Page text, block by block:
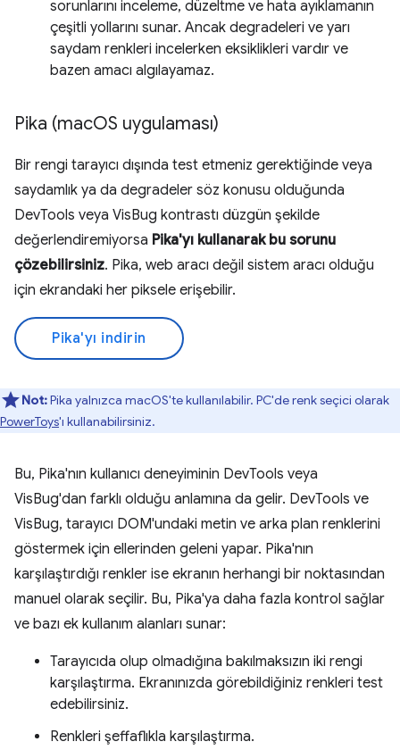
sorunlarını inceleme, düzeltme ve hata ayıklamanın
çeşitli yollarını sunar. Ancak degradeleri ve yarı
saydam renkleri incelerken eksiklikleri vardır ve
bazen amacı algılayamaz.
Pika (macOS uygulaması)
Bir rengi tarayıcı dışında test etmeniz gerektiğinde veya
saydamlık ya da degradeler söz konusu olduğunda
DevTools veya VisBug kontrastı düzgün şekilde
değerlendiremiyorsa Pika'yı kullanarak bu sorunu
çözebilirsiniz. Pika, web aracı değil sistem aracı olduğu
için ekrandaki her piksele erişebilir.
Pika'yı indirin
Not:Pika yalnızca macOS'te kullanılabilir. PC'de renk seçici olarak
PowerToys'ı kullanabilirsiniz.
Bu, Pika'nın kullanıcı deneyiminin DevTools veya
VisBug'dan farklı olduğu anlamına da gelir. DevTools ve
VisBug, tarayıcı DOM'undaki metin ve arka plan renklerini
göstermek için ellerinden geleni yapar. Pika'nın
karşılaştırdığı renkler ise ekranın herhangi bir noktasından
manuel olarak seçilir. Bu, Pika'ya daha fazla kontrol sağlar
ve bazı ek kullanım alanları sunar:
Tarayıcıda olup olmadığına bakılmaksızın iki rengi
karşılaştırma. Ekranınızda görebildiğiniz renkleri test
edebilirsiniz.
Renkleri şeffaflıkla karşılaştırma.